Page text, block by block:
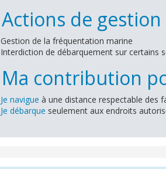
Actions de
Gestion de la fréquentation marine
Interdiction de débarquement sur certains
Ma contribution
Je navigue à une distance respectable des
Je débarque seulement aux endroits